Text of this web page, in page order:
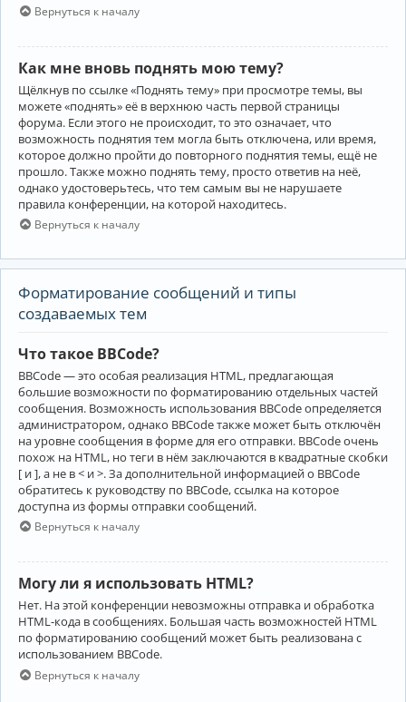
Вернуться к началу
Как мне вновь поднять мою тему?
Щёлкнув по ссылке «Поднять тему» при просмотре темы, вы
можете «поднять» её в верхнюю часть первой страницы
форума. Если этого не происходит, то это означает, что
возможность поднятия тем могла быть отключена, или время,
которое должно пройти до повторного поднятия темы, ещё не
прошло. Также можно поднять тему, просто ответив на неё,
однако удостоверьтесь, что тем самым вы не нарушаете
правила конференции, на которой находитесь.
Вернуться к началу
Форматирование сообщений и типы
создаваемых тем
Что такое BBCode?
BBCode — это особая реализация HTML, предлагающая
большие возможности по форматированию отдельных частей
сообщения. Возможность использования BBCode определяется
администратором, однако BBCode также может быть отключён
на уровне сообщения в форме для его отправки. BBCode очень
похож на HTML, но теги в нём заключаются в квадратные скобки
[ и ], а не в < и >. За дополнительной информацией о BBCode
обратитесь к руководству по BBCode, ссылка на которое
доступна из формы отправки сообщений.
Вернуться к началу
Могу ли я использовать HTML?
Нет. На этой конференции невозможны отправка и обработка
HTML-кода в сообщениях. Большая часть возможностей HTML
по форматированию сообщений может быть реализована с
использованием BBCode.
Вернуться к началу